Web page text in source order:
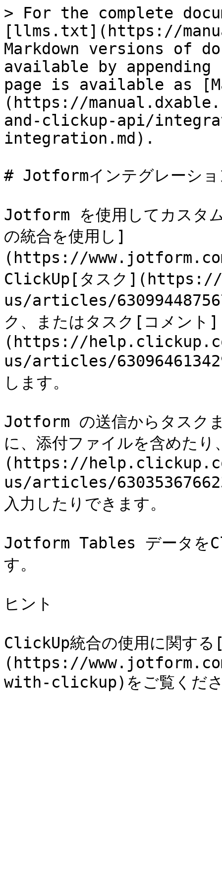
> For the complete
[llms.txt](https://
Markdown versions of
available by
page is available as
(https://
and-clickup-api/
integration.md).
# Jotformインテグレーショ
Jotform を使用してカスタ
の統合を使用し]
(https://
ClickUp[タスク
us/articles/
ク、またはタスク[コメント]
(https://
us/articles/
します。
Jotform の送信からタスク
に、添付ファイルを含めた
(https://
us/articles/
入力したりできます。
Jotform Tables データを
す。
ヒント
ClickUp統合の使用に関す
(https://